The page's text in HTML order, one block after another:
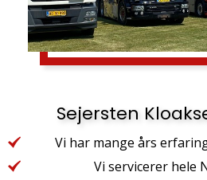
Sejersten
Vi har mange års
Vi servicerer hele